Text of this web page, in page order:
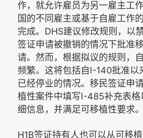
作，就允许雇员为另一雇主工
国的不同雇主或基于自雇工作
完成。 DHS建议修改规则，以
签证申请被撤销的情况下批准
请。然而，根据拟议的规则，
频繁。这将包括自 I-140批准以
已经停业的情况。移民签证申
植性案件中填写I-485补充表格
细信息，并满足可移植性要求。
H1B签证持有人也可以从可移植